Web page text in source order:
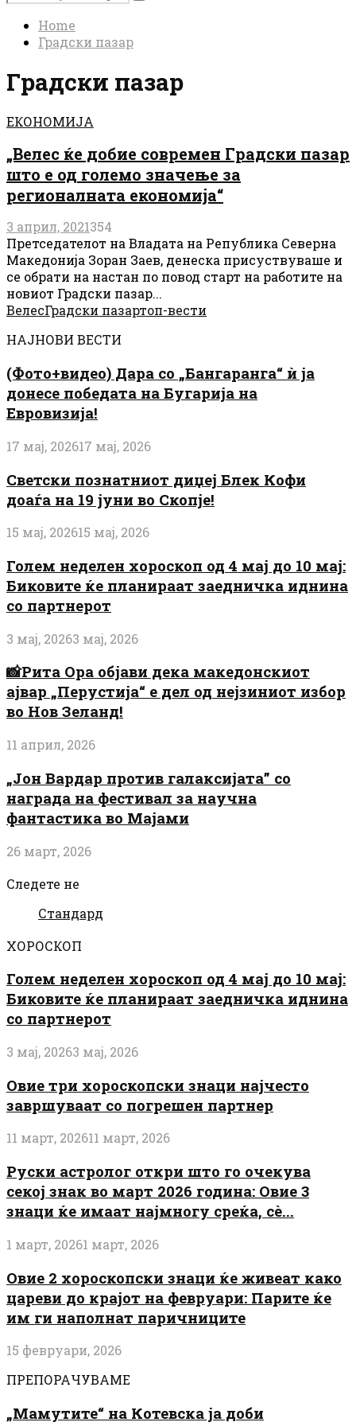
for:
Search
Home
Градски пазар
Градски пазар
ЕКОНОМИЈА
„Велес ќе добие современ Градски пазар
што е од големо значење за
регионалната економија“
3 април, 2021354
Претседателот на Владата на Република Северна
Македонија Зоран Заев, денеска присуствуваше и
се обрати на настан по повод старт на работите на
новиот Градски пазар...
ВелесГрадски пазартоп-вести
НАЈНОВИ ВЕСТИ
(Фото+видео) Дара со „Бангаранга“ ѝ ја
донесе победата на Бугарија на
Евровизија!
17 мај, 202617 мај, 2026
Светски познатниот диџеј Блек Кофи
доаѓа на 19 јуни во Скопје!
15 мај, 202615 мај, 2026
Голем неделен хороскоп од 4 мај до 10 мај:
Биковите ќе планираат заедничка иднина
со партнерот
3 мај, 20263 мај, 2026
📸Рита Ора објави дека македонскиот
ајвар „Перустија“ е дел од нејзиниот избор
во Нов Зеланд!
11 април, 2026
„Јон Вардар против галаксијата” со
награда на фестивал за научна
фантастика во Мајами
26 март, 2026
Следете не
Стандард
ХОРОСКОП
Голем неделен хороскоп од 4 мај до 10 мај:
Биковите ќе планираат заедничка иднина
со партнерот
3 мај, 20263 мај, 2026
Овие три хороскопски знаци најчесто
завршуваат со погрешен партнер
11 март, 202611 март, 2026
Руски астролог откри што го очекува
секој знак во март 2026 година: Овие 3
знаци ќе имаат најмногу среќа, сè...
1 март, 20261 март, 2026
Овие 2 хороскопски знаци ќе живеат како
цареви до крајот на февруари: Парите ќе
им ги наполнат паричниците
15 февруари, 2026
ПРЕПОРАЧУВАМЕ
„Мамутите“ на Котевска ја доби